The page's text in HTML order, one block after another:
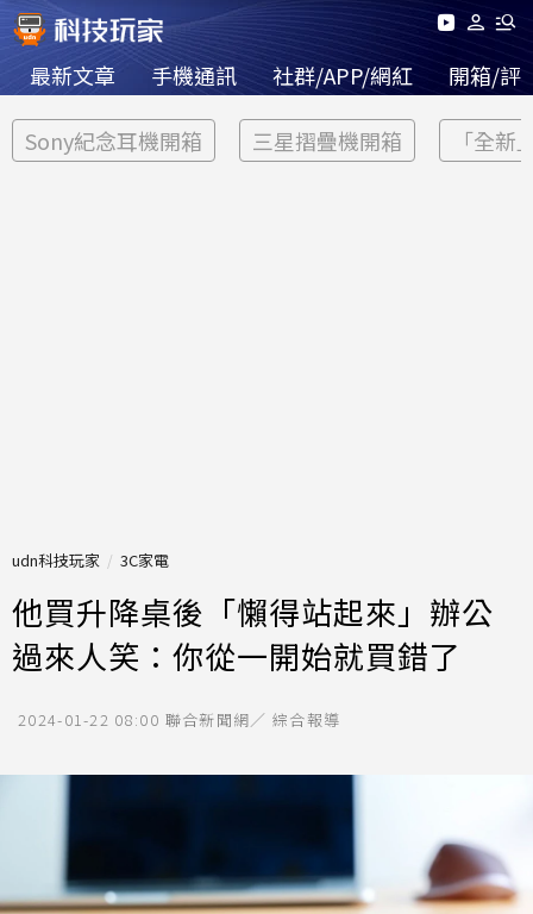
最新文章 手機通訊 社群/APP/網紅 開箱/評
Sony紀念耳機開箱 三星摺疊機開箱 「全新
udn科技玩家 3C家電
他買升降桌後「懶得站起來」辦公
過來人笑：你從一開始就買錯了
2024-01-22 08:00 聯合新聞網／ 綜合報導